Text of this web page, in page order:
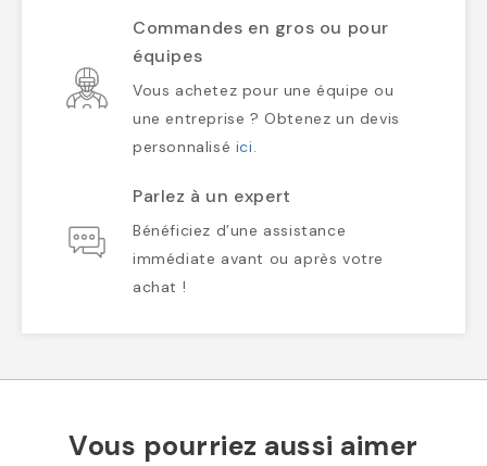
Commandes en gros ou pour
équipes
Vous achetez pour une équipe ou
une entreprise ? Obtenez un devis
personnalisé ici.
Parlez à un expert
Bénéficiez d’une assistance
immédiate avant ou après votre
achat !
Vous pourriez aussi aimer